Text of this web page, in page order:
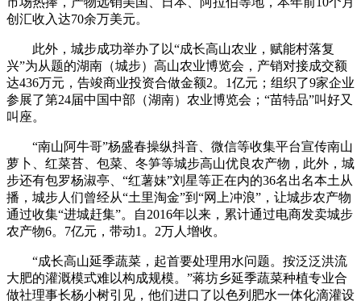
创汇收入达70余万美元。
此外，城步成功举办了以“成长高山农业，赋能村落复
兴”为从题的湖南（城步）高山农业博览会，产销对接成交额
达436万元，告竣商业投资合做金额2。1亿元；组织了9家企业
参展了第24届中国中部（湖南）农业博览会；“苗特品”叫好又
叫座。
“南山阿牛哥”杨盛春操纵抖音、微信等收集平台宣传南山
萝卜、红菜苔、包菜、冬笋等城步高山优良农产物，此外，城
步还有包罗杨淑亭、“红薯妹”刘星等正在内的36名出名本土从
播，城步人们曾经从“土里淘金”到“网上冲浪”，让城步农产物
通过收集“进城赶集”。自2016年以来，累计通过电商发卖城步
农产物6。7亿元，带动1。2万人增收。
“成长高山延季蔬菜，起首要处理用水问题。按泛泛洪流
大肥的灌溉模式难以构成规模。”蒋坊乡延季蔬菜种植专业合
做社理事长杨小树引见，他们进口了以色列肥水一体化滴灌设